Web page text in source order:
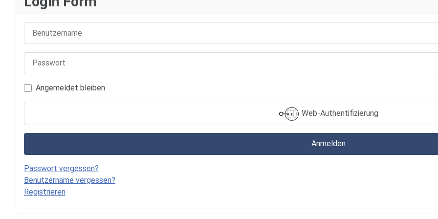
Angemeldet bleiben
Web-Authentifizierung
Anmelden
Passwort vergessen?
Benutzername vergessen?
Registrieren